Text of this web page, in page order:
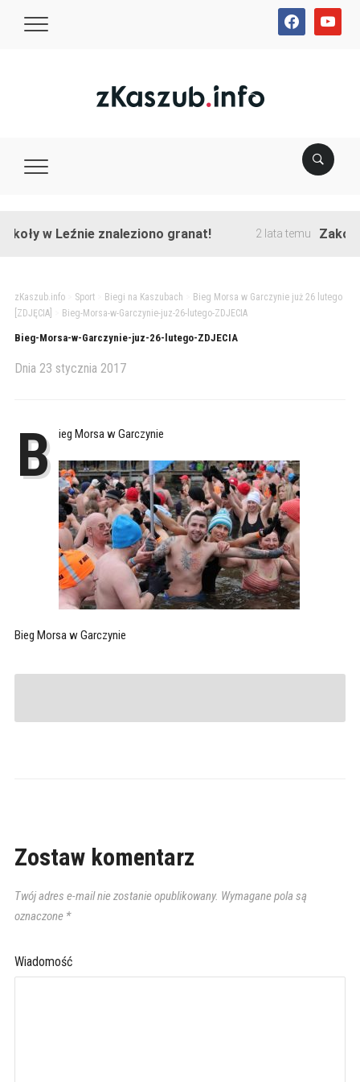
facebookyoutube
w Leźnie znaleziono granat! 2 lata temu
zKaszub.info> Sport> Biegi na Kaszubach
Bieg Morsa w Garczynie już 26 lutego
[ZDJĘCIA]
Bieg-Morsa-w-Garczynie-juz-26-lutego-ZDJECIA
Bieg-Morsa-w-Garczynie-juz-26-lutego-ZDJECIA
Dnia 23 stycznia 2017
B ieg Morsa w Garczynie
Bieg Morsa w Garczynie
Zostaw komentarz
Twój adres e-mail nie zostanie opublikowany. Wymagane pola są
oznaczone *
Wiadomość